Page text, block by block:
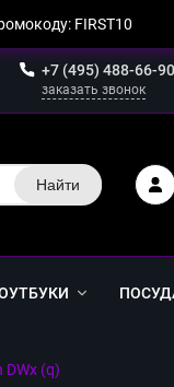
FIRST10
+7 (495) 488-66-90
заказать звонок
Найти
DWx (q)